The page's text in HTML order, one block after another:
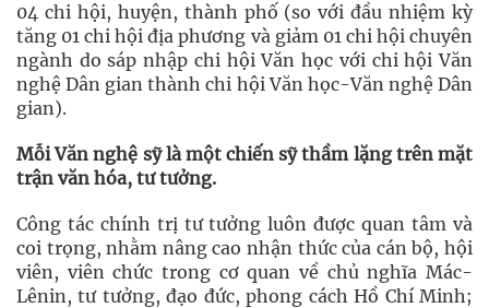
04 chi hội, huyện, thành phố (so với đầu nhiệm kỳ
tăng 01 chi hội địa phương và giảm 01 chi hội chuyên
ngành do sáp nhập chi hội Văn học với chi hội Văn
nghệ Dân gian thành chi hội Văn học-Văn nghệ Dân
gian).
Mỗi Văn nghệ sỹ là một chiến sỹ thầm lặng trên mặt
trận văn hóa, tư tưởng.
Công tác chính trị tư tưởng luôn được quan tâm và
coi trọng, nhằm nâng cao nhận thức của cán bộ, hội
viên, viên chức trong cơ quan về chủ nghĩa Mác-
Lênin, tư tưởng, đạo đức, phong cách Hồ Chí Minh;